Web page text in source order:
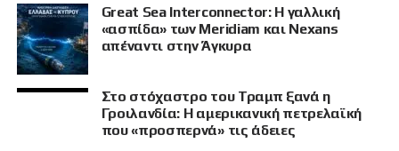
Great Sea Interconnector: Η γαλλική
«ασπίδα» των Meridiam και Nexans
απέναντι στην Άγκυρα
Στο στόχαστρο του Τραμπ ξανά η
Γροιλανδία: Η αμερικανική πετρελαϊκή
που «προσπερνά» τις άδειες